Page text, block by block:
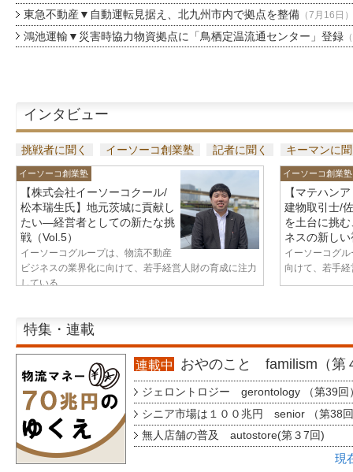
東急不動産▼自動運転見据え、北九州市内で拠点を整備（7月16日）
鴻池運輸▼災害時協力物資拠点に「鳥栖定温流通センター」登録
インタビュー
挑戦者に聞く イーソーコ創業塾 記者に聞く キーマンに
イーソーコ創業塾
【株式会社イーソーコクール/
松本瑞生氏】地元茨城に貢献し
たい—経営者としての新たな挑
戦（Vol.5）
イーソーコグループは、物流不動産
ビジネスの業界化に向けて、若手経営人財の育成に注力
している...
イーソーコ創業塾
【マテハン
建物取引士/
を土台に挑
ネスの新し
イーソーコグ
向けて、若手
特集・連載
連載中 おやのこと familism（第
ジェロントロジー gerontology （第39回
シニア市場は１００兆円 senior （第38
無人店舗の普及 autostore(第３7回)
現